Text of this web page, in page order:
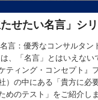
言：優秀なコンサルタン
、「名言」とはいえない
ティング・コンセプト』
）の中にある「貴方に必
めのテスト」をご紹介し